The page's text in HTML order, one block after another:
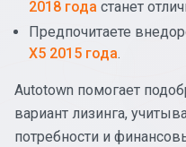
2018 года станет
Предпочитаете
X5 2015 года.
Autotown помогает
вариант лизинга,
потребности и